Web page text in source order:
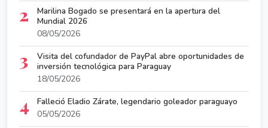
2
Marilina Bogado se presentará en la apertura del
Mundial 2026
08/05/2026
3
Visita del cofundador de PayPal abre oportunidades de
inversión tecnológica para Paraguay
18/05/2026
4
Falleció Eladio Zárate, legendario goleador paraguayo
05/05/2026